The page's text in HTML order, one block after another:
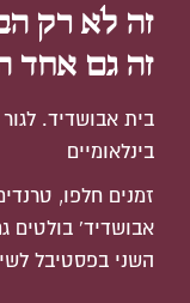
זה לא רק
זה גם אחד
בית אבושדיד.
בינלאומיים
זמנים חלפו,
השני בפסטיבל